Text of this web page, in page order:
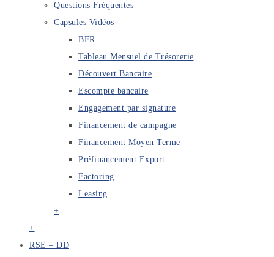
Questions Fréquentes
Capsules Vidéos
BFR
Tableau Mensuel de Trésorerie
Découvert Bancaire
Escompte bancaire
Engagement par signature
Financement de campagne
Financement Moyen Terme
Préfinancement Export
Factoring
Leasing
+
+
RSE – DD